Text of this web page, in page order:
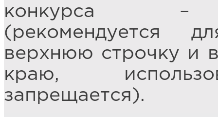
конкурса –
(рекомендуется
верхнюю строчку и
краю,
запрещается).